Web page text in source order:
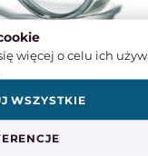
- ZEKLER (380600882)
więcej o celu ich
WSZYSTKIE